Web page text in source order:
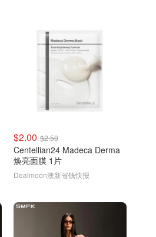
$2.00 $2.50
Centellian24 Madeca Derma
焕亮面膜 1片
Dealmoon澳新省钱快报